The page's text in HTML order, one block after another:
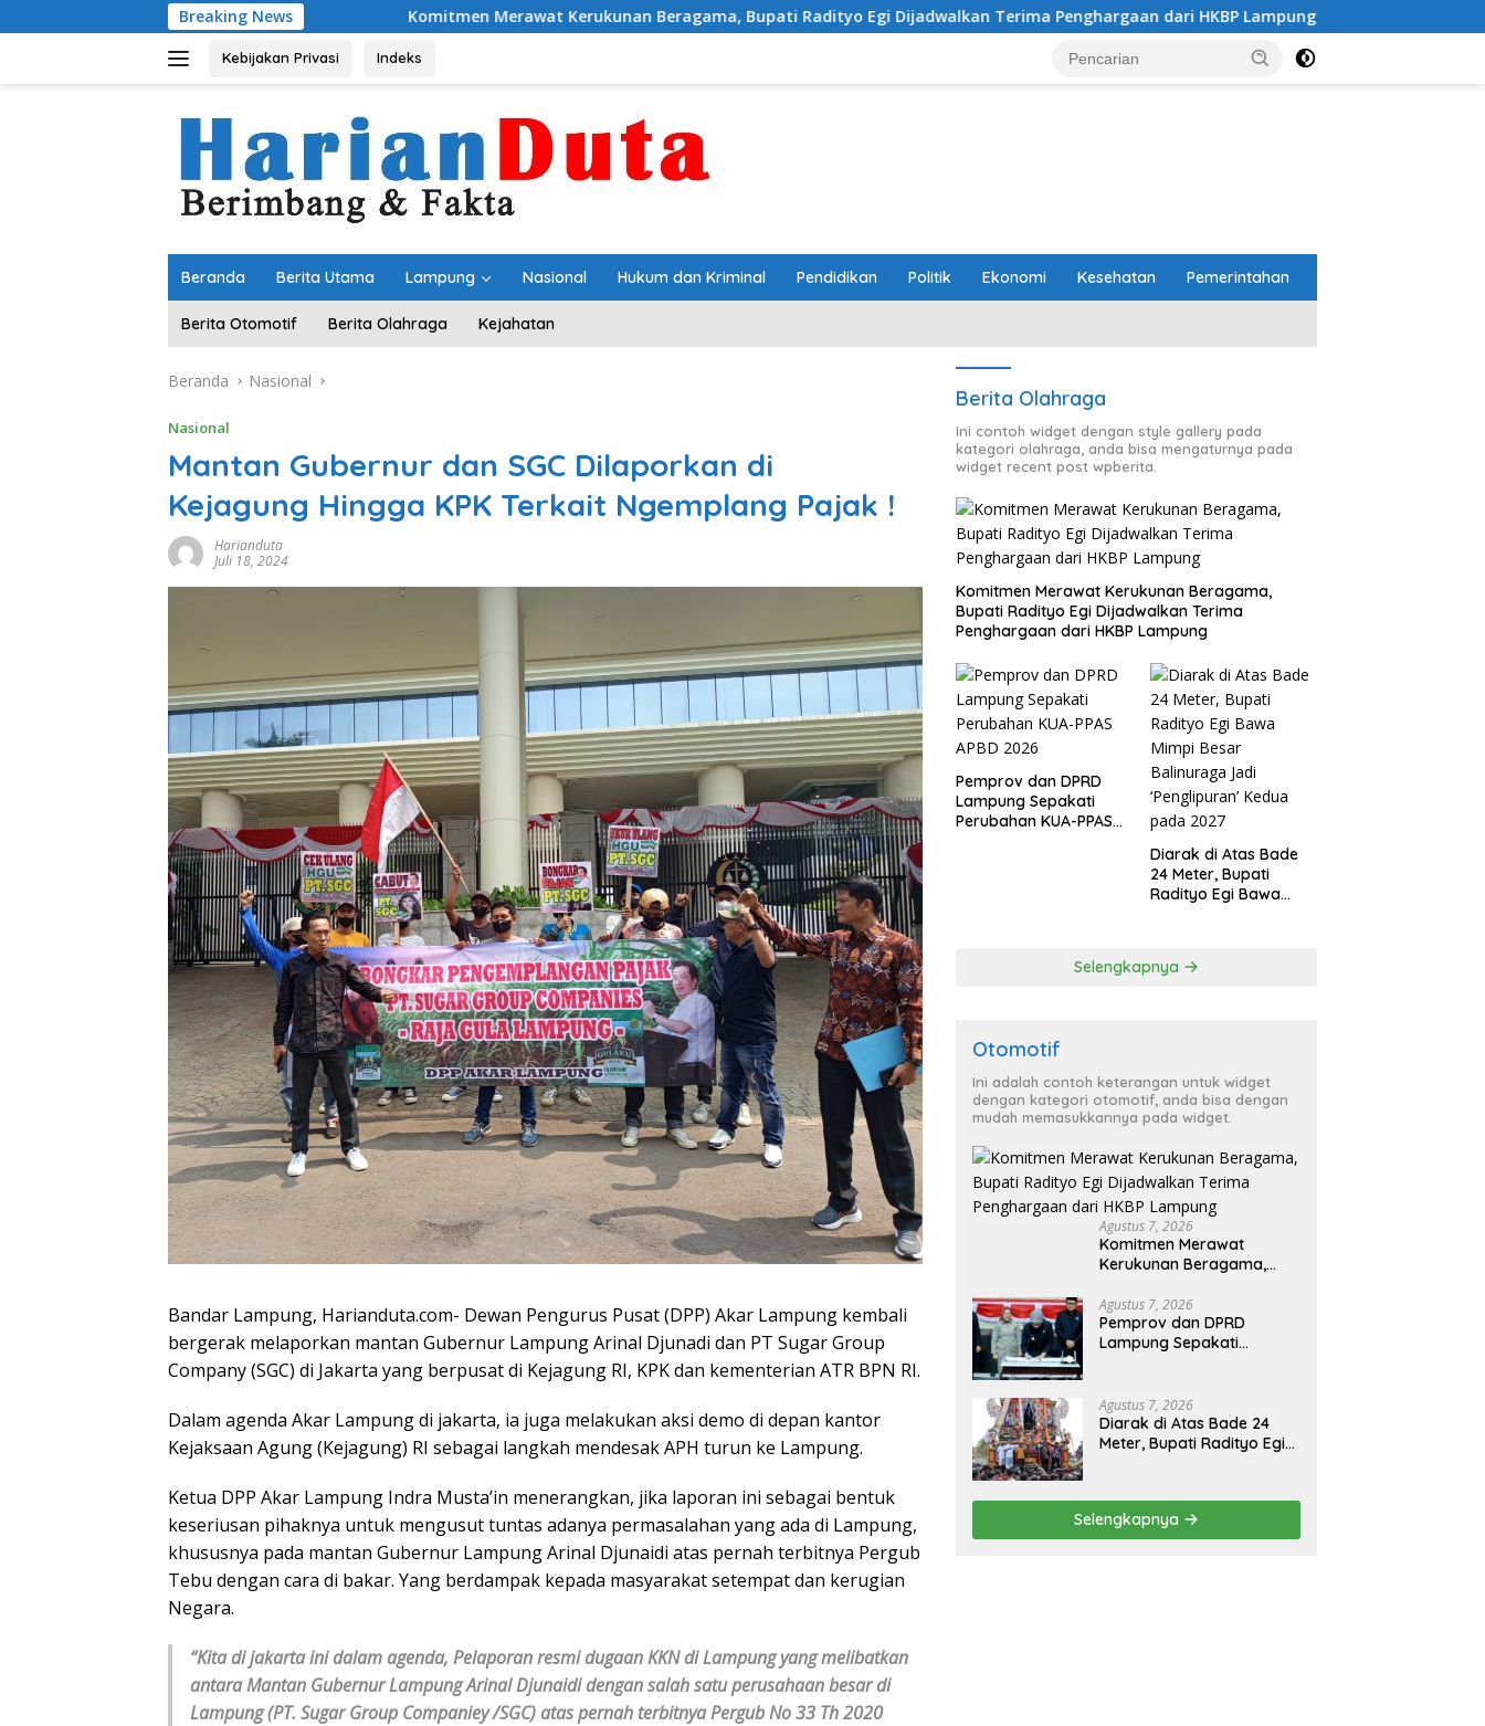
ke
Breaking NewsKomitmen Merawat Kerukunan Beragama, Bupati Radityo Egi Dijadwalkan Terima Penghargaan dari HKBP Lampung Pemprov dan DPRD Lampung
Kebijakan Privasi Indeks
Beranda Berita Utama Lampung Nasional Hukum dan Kriminal Pendidikan Politik Ekonomi Kesehatan Pemerintahan
Berita Otomotif Berita Olahraga Kejahatan
Beranda Nasional
Nasional
Mantan Gubernur dan SGC Dilaporkan di
Kejagung Hingga KPK Terkait Ngemplang Pajak !
Harianduta
Juli 18, 2024
Bandar Lampung, Harianduta.com- Dewan Pengurus Pusat (DPP) Akar Lampung kembali
bergerak melaporkan mantan Gubernur Lampung Arinal Djunadi dan PT Sugar Group
Company (SGC) di Jakarta yang berpusat di Kejagung RI, KPK dan kementerian ATR BPN RI.
Dalam agenda Akar Lampung di jakarta, ia juga melakukan aksi demo di depan kantor
Kejaksaan Agung (Kejagung) RI sebagai langkah mendesak APH turun ke Lampung.
Ketua DPP Akar Lampung Indra Musta’in menerangkan, jika laporan ini sebagai bentuk
keseriusan pihaknya untuk mengusut tuntas adanya permasalahan yang ada di Lampung,
khususnya pada mantan Gubernur Lampung Arinal Djunaidi atas pernah terbitnya Pergub
Tebu dengan cara di bakar. Yang berdampak kepada masyarakat setempat dan kerugian
Negara.
“Kita di jakarta ini dalam agenda, Pelaporan resmi dugaan KKN di Lampung yang melibatkan
antara Mantan Gubernur Lampung Arinal Djunaidi dengan salah satu perusahaan besar di
Lampung (PT. Sugar Group Companiey /SGC) atas pernah terbitnya Pergub No 33 Th 2020
Berita Olahraga
Ini contoh widget dengan style gallery pada
kategori olahraga, anda bisa mengaturnya pada
widget recent post wpberita.
Komitmen Merawat Kerukunan Beragama,
Bupati Radityo Egi Dijadwalkan Terima
Penghargaan dari HKBP Lampung
Pemprov dan DPRD
Lampung Sepakati
Perubahan KUA-PPAS
Diarak di Atas Bade
24 Meter, Bupati
Radityo Egi Bawa
pada 2027
Selengkapnya
Otomotif
Ini adalah contoh keterangan untuk widget
dengan kategori otomotif, anda bisa dengan
mudah memasukkannya pada widget.
Agustus 7, 2026
Komitmen Merawat
Kerukunan Beragama,
Dijadwalkan Terima
Penghargaan dari HKBP
Lampung
Agustus 7, 2026
Pemprov dan DPRD
Lampung Sepakati
Agustus 7, 2026
Diarak di Atas Bade 24
Meter, Bupati Radityo Egi
‘Penglipuran’ Kedua pada
2027
Selengkapnya